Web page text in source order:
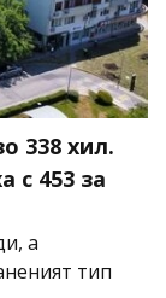
338 хил.
с 453 за
а
тип